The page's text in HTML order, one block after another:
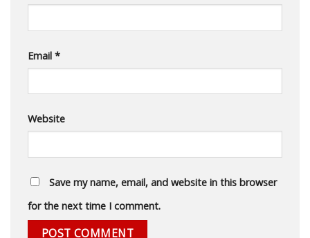
Email *
Website
Save my name, email, and website in this browser
for the next time I comment.